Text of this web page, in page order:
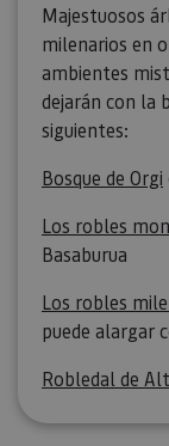
Majestuosos
milenarios en
ambientes
dejarán con la
siguientes:
Bosque de Orgi
Los robles
Basaburua
Los robles
puede alargar
Robledal de